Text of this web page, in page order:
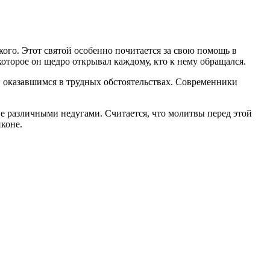
Этот святой особенно почитается за свою помощь в
он щедро открывал каждому, кто к нему обращался.
в трудных обстоятельствах. Современники
недугами. Считается, что молитвы перед этой